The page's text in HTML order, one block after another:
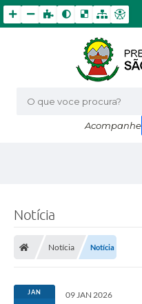
O que voce procura?
Acompanhe
Notícia
Notícia Notícia
JAN 09 JAN 2026